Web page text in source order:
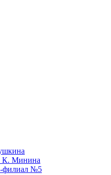
К. Минина
филиал №5